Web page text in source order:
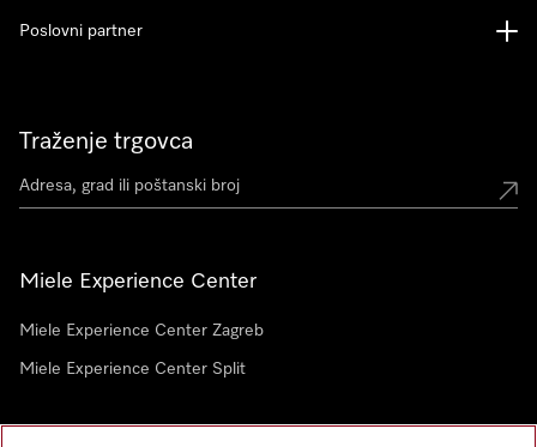
Traženje trgovca
Miele Experience Center
Miele Experience Center Zagreb
Miele Experience Center Split
Poslovni partner